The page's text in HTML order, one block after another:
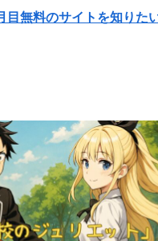
目無料のサイトを知りた